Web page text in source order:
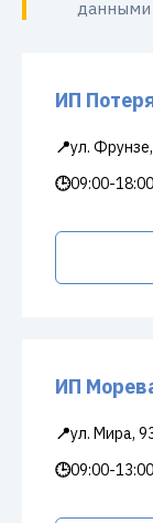
данными
ИП
📍ул.
🕒09:00-
ИП
📍ул. Мира,
🕒09:00-